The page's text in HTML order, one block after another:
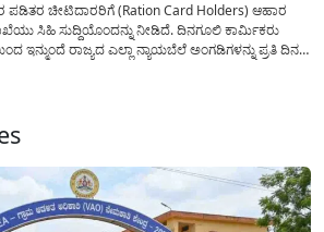
ಪಡಿತರ ಚೀಟಿದಾರರಿಗೆ (Ration Card Holders) ಆಹಾರ
ಸಿಹಿ ಸುದ್ದಿಯೊಂದನ್ನು ನೀಡಿದೆ. ದಿನಗೂಲಿ ಕಾರ್ಮಿಕರು
ಇನ್ಮುಂದೆ ರಾಜ್ಯದ ಎಲ್ಲಾ ನ್ಯಾಯಬೆಲೆ ಅಂಗಡಿಗಳನ್ನು ಪ್ರತಿ ದಿನ